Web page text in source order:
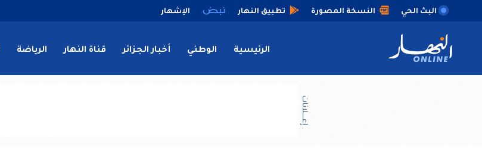
البث الحي النسخة المصورة تطبيق النهار الإشهار
الرئيسية الوطني أخبار الجزائر قناة النهار الرياضة
إعــــلانات